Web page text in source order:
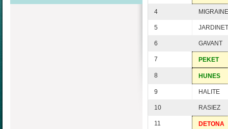
4 MIGRAINE
5 JARDINET
6 GAVANT
7 PEKET
8 HUNES
9 HALITE
10 RASIEZ
11 DETONA